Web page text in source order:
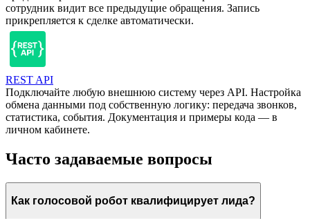
сотрудник видит все предыдущие обращения. Запись
прикрепляется к сделке автоматически.
REST API
Подключайте любую внешнюю систему через API. Настройка
обмена данными под собственную логику: передача звонков,
статистика, события. Документация и примеры кода — в
личном кабинете.
Часто задаваемые вопросы
Как голосовой робот квалифицирует лида?